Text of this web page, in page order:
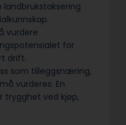
landbrukstaksering
vurdere
for
drift.
som tilleggsnæring,
vurderes. En
trygghet ved kjøp,